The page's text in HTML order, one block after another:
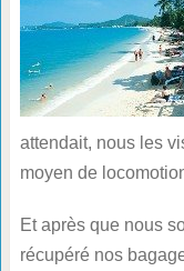
attendait, nous les
moyen de
Et après que nous
récupéré nos